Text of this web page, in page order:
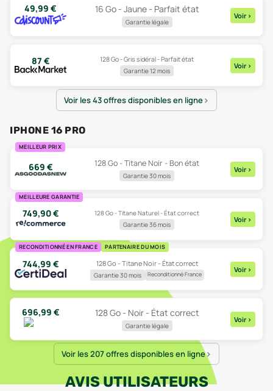
49,99 € 16 Go - Jaune - Parfait état
Garantie légale
Voir >
87 €
128 Go - Gris sidéral - Parfait état
Garantie 12 mois
Voir >
Voir les 43 offres disponibles en ligne
IPHONE 16 PRO
MEILLEUR PRIX
669 € 128 Go - Titane Noir - Bon état
Garantie 30 mois
Voir >
MEILLEURE GARANTIE
749,90€
128 Go - Titane Naturel - État correct
Garantie 36 mois
Voir >
RECONDITIONNÉ EN FRANCE PARTENAIRE DU MOIS
744,99 € 128 Go - Titane Noir - État correct
Garantie 30 mois Reconditionné France
Voir >
696,99 € 128 Go - Noir - État correct
Garantie légale
Voir >
Voir les 207 offres disponibles en ligne
AVIS UTILISATEURS